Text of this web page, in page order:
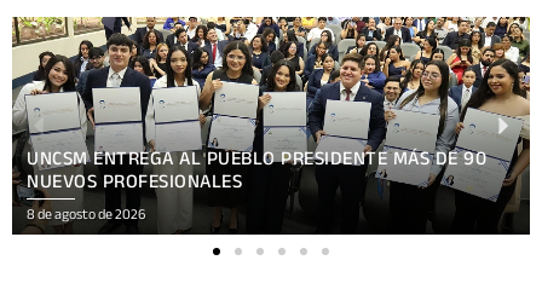
XV FESTIVAL INTERNACIONAL REÚNE EN NICARAGUA
ARTE, CULTURA
8 de agosto de 2026